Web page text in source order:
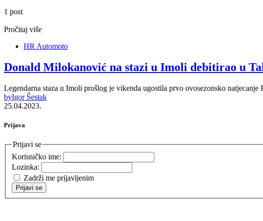
1 post
Pročitaj više
HR Automoto
Donald Milokanović na stazi u Imoli debitirao u
Legendarna staza u Imoli prošlog je vikenda ugostila prvo ovosezonsko
byIgor Šestak
25.04.2023.
Prijava
Prijavi se
Korisničko ime:
Lozinka:
Zadrži me prijavljenim
Prijavi se